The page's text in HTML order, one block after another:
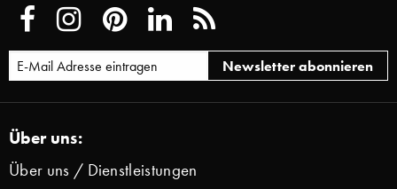
Über uns:
Über uns / Dienstleistungen